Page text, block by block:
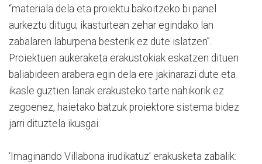
“materiala dela eta proiektu bakoitzeko bi panel
aurkeztu ditugu; ikasturtean zehar egindako lan
zabalaren laburpena besterik ez dute islatzen”.
Proiektuen aukeraketa erakustokiak eskatzen dituen
baliabideen arabera egin dela ere jakinarazi dute eta
ikasle guztien lanak erakusteko tarte nahikorik ez
zegoenez, haietako batzuk proiektore sistema bidez
jarri dituztela ikusgai.
‘Imaginando Villabona irudikatuz’ erakusketa zabalik: